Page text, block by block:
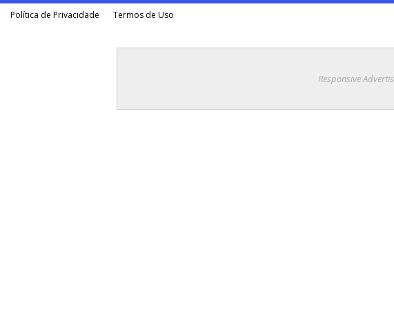
Política de Privacidade Termos de Uso
Responsive